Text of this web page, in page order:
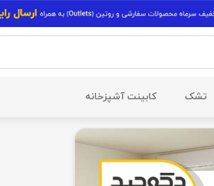
تشک کابینت آشپزخانه